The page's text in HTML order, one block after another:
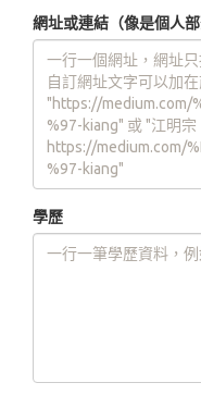
網址或連結（像是個人
學歷